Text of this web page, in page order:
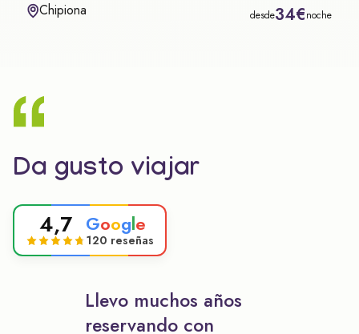
Chipiona desde34€noche
Da gusto viajar
4,7 Google
120 reseñas
Llevo muchos años
reservando con